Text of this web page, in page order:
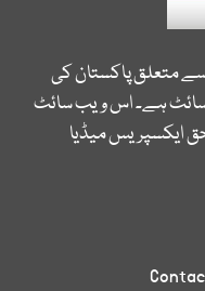
متعلق پاکستان کی
ہے۔ اس ویب سائٹ
ایکسپریس میڈیا